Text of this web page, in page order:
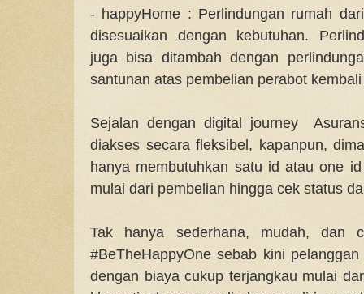
- happyHome : Perlindungan rumah
disesuaikan dengan kebutuhan.
juga bisa ditambah dengan
santunan atas pembelian perabot
Sejalan dengan digital journey
diakses secara fleksibel, kapanpun,
hanya membutuhkan satu id atau one
mulai dari pembelian hingga cek status
Tak hanya sederhana, mudah, dan
#BeTheHappyOne sebab kini
dengan biaya cukup terjangkau mulai